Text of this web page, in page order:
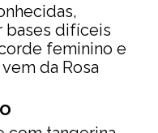
bases difíceis
feminino e
da Rosa